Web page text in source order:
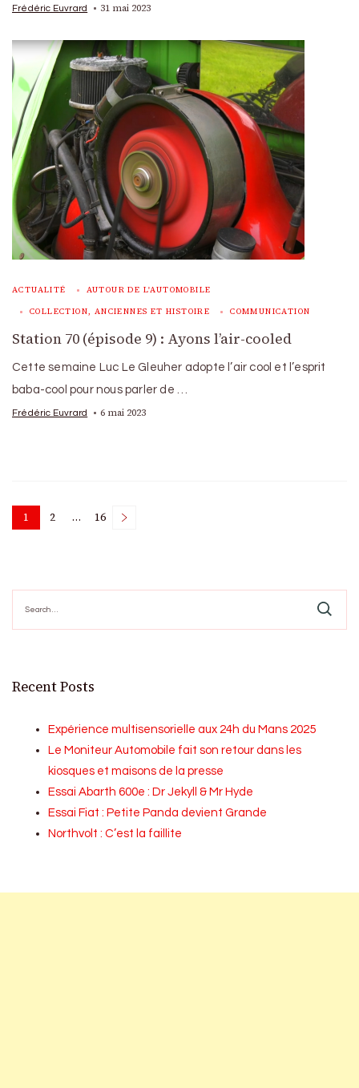
Frédéric Euvrard 31 mai 2023
ACTUALITÉ AUTOUR DE L'AUTOMOBILE
COLLECTION, ANCIENNES ET HISTOIRE COMMUNICATION
Station 70 (épisode 9) : Ayons l’air-cooled
Cette semaine Luc Le Gleuher adopte l’air cool et l’esprit
baba-cool pour nous parler de …
Frédéric Euvrard 6 mai 2023
Posts
Page
1 Page
2 … Page
16
for:
Recent Posts
Expérience multisensorielle aux 24h du Mans 2025
Le Moniteur Automobile fait son retour dans les
kiosques et maisons de la presse
Essai Abarth 600e : Dr Jekyll & Mr Hyde
Essai Fiat : Petite Panda devient Grande
Northvolt : C’est la faillite